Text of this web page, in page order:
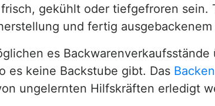
gekühlt oder tiefgefroren sein.
und fertig
es
es keine Backstube gibt. Das Backen
ungelernten Hilfskräften erledigt